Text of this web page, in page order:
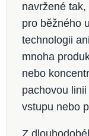
navržené
pro běžného
technologii
mnoha
nebo
pachovou
vstupu nebo
Z